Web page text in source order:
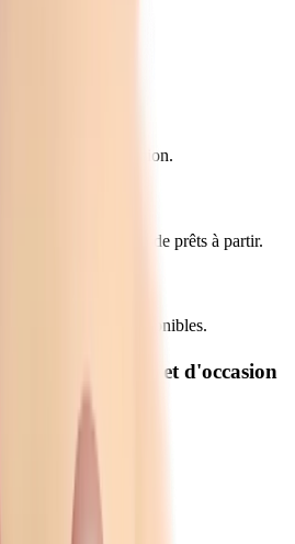
notre concession.
Chelles
Véhicules jeep hybride prêts à partir.
et LOA disponibles.
neuves et d'occasion